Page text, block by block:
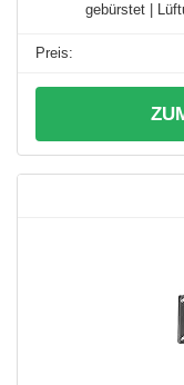
gebürstet |